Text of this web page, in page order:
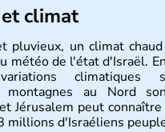
climat
pluvieux, un climat
météo de l'état d'Israël.
climatiques
montagnes au Nord
Jérusalem peut connaître
millions d'Israéliens